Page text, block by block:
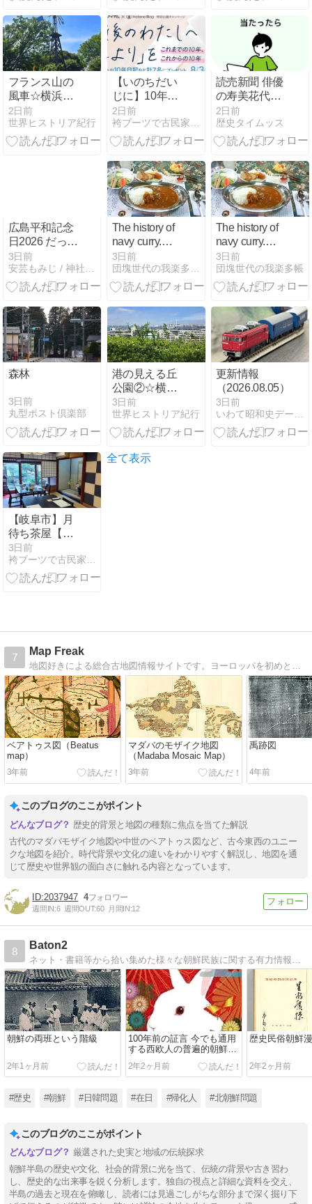
した！」
フランス山の
風車☆横浜
with次女2026
夏➅
2日前
世界ヒストリア紀行
【いのちだい
じに】10年後
のわたしへ
「おたより」
【着物や古民
2日前
読売新聞 俳優
の寿美花代さ
ん死去、９４
歳…元宝塚ト
ップスター・
さんと料理番
組「ごちそ
2日前
歴史タイムッス
広島平和記念
日2026 だった
のですが。
3日前
The history of
navy curry.
Also, ways to
prevent losing
track of the
week after
complete
retirement.
3日前
The history of
navy curry.
Also, ways to
prevent losing
track of the
week after
complete
retirement.
3日前
団塊世代の我楽多帳
森林
3日前
丸型ポスト倶楽部
港の見える丘
公園②☆横浜
with次女2026
夏⑤
3日前
世界ヒストリア紀行
更新情報
（2026.08.05）
3日前
いわて昭和史データベース - 岩手県の昭和史について
【岐阜市】月
待ち茶屋【大
正ロマン漂う
古民家カフ
ェ】
3日前
袴ブーツで古民家ぐらし（仮）
全て表示
7
Map Freak
ベアトゥス図（Beatus
map）
3年前
マダバのモザイク地図
（Madaba Mosaic Map）
3年前
禹跡図
4年前
このブログのここがポイント
歴史的背景と地図の種類に焦点を当てた解説
古代のマダバモザイク地図や中世のベアトゥス図など、古今東西のユニー
クな地図を紹介。時代背景や文化の違いをわかりやすく解説し、地図を通
じて歴史や世界観の面白さに触れる内容となっています。
2037947 4
週間IN:6 週間OUT:60 月間IN:12
8
Baton2
朝鮮の両班という階級
2年1ヶ月前
100年前の証言 今でも通用
する西欧人の普遍的朝鮮分
析・・・
2年2ヶ月前
歴史民俗朝鮮
2年2ヶ月前
#歴史 #朝鮮 #日韓問題 #在日 #帰化人 #北朝鮮問題
このブログのここがポイント
厳選された史実と地域の伝統探求
朝鮮半島の歴史や文化、社会的背景に光を当て、伝統の背景や古き習わ
し、歴史的な出来事を鋭く分析します。独自の視点と詳細な資料を交え、
半島の過去と現在を俯瞰し、読者には見過ごしがちな部分まで深く掘り下